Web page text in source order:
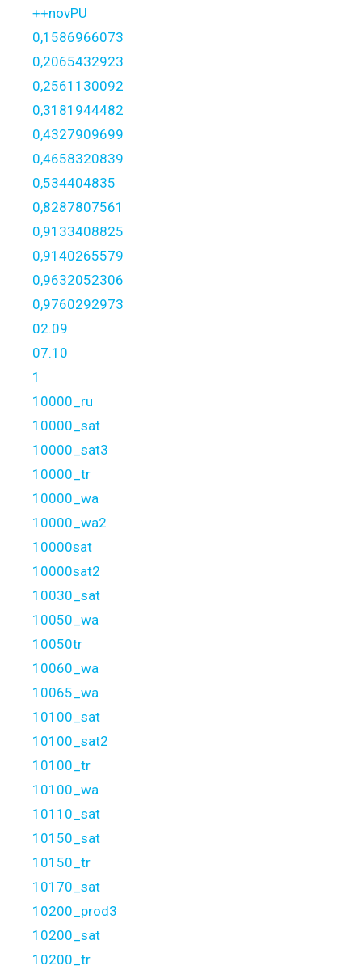
++novPU
0,1586966073
0,2065432923
0,2561130092
0,3181944482
0,4327909699
0,4658320839
0,534404835
0,8287807561
0,9133408825
0,9140265579
0,9632052306
0,9760292973
02.09
07.10
1
10000_ru
10000_sat
10000_sat3
10000_tr
10000_wa
10000_wa2
10000sat
10000sat2
10030_sat
10050_wa
10050tr
10060_wa
10065_wa
10100_sat
10100_sat2
10100_tr
10100_wa
10110_sat
10150_sat
10150_tr
10170_sat
10200_prod3
10200_sat
10200_tr